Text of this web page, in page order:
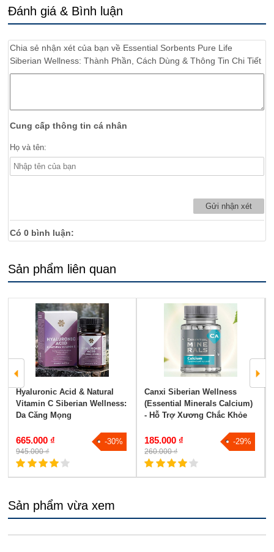
Đánh giá & Bình luận
Chia sẻ nhận xét của bạn về Essential Sorbents Pure Life
Siberian Wellness: Thành Phần, Cách Dùng & Thông Tin Chi Tiết
Cung cấp thông tin cá nhân
Họ và tên:
Có0 bình luận:
Sản phẩm liên quan
Hyaluronic Acid & Natural
Vitamin C Siberian Wellness:
Da Căng Mọng
665.000 ₫
945.000 ₫
-30%
Canxi Siberian Wellness
(Essential Minerals Calcium)
- Hỗ Trợ Xương Chắc Khỏe
185.000 ₫
260.000 ₫
-29%
Sản phẩm vừa xem